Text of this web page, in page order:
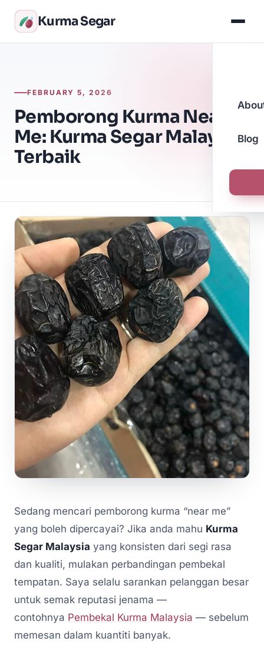
Kurma Segar
Blog
FEBRUARY 5, 2026
Pemborong Kurma Near
Me: Kurma Segar Malaysia
Terbaik
Sedang mencari pemborong kurma “near me”
yang boleh dipercayai? Jika anda mahu Kurma
Segar Malaysia yang konsisten dari segi rasa
dan kualiti, mulakan perbandingan pembekal
tempatan. Saya selalu sarankan pelanggan besar
untuk semak reputasi jenama —
contohnya Pembekal Kurma Malaysia — sebelum
memesan dalam kuantiti banyak.